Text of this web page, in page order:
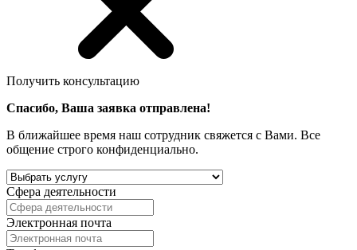
Получить консультацию
Спасибо, Ваша заявка отправлена!
В ближайшее время наш сотрудник свяжется с Вами. Все
общение строго конфиденциально.
Сфера деятельности
Электронная почта